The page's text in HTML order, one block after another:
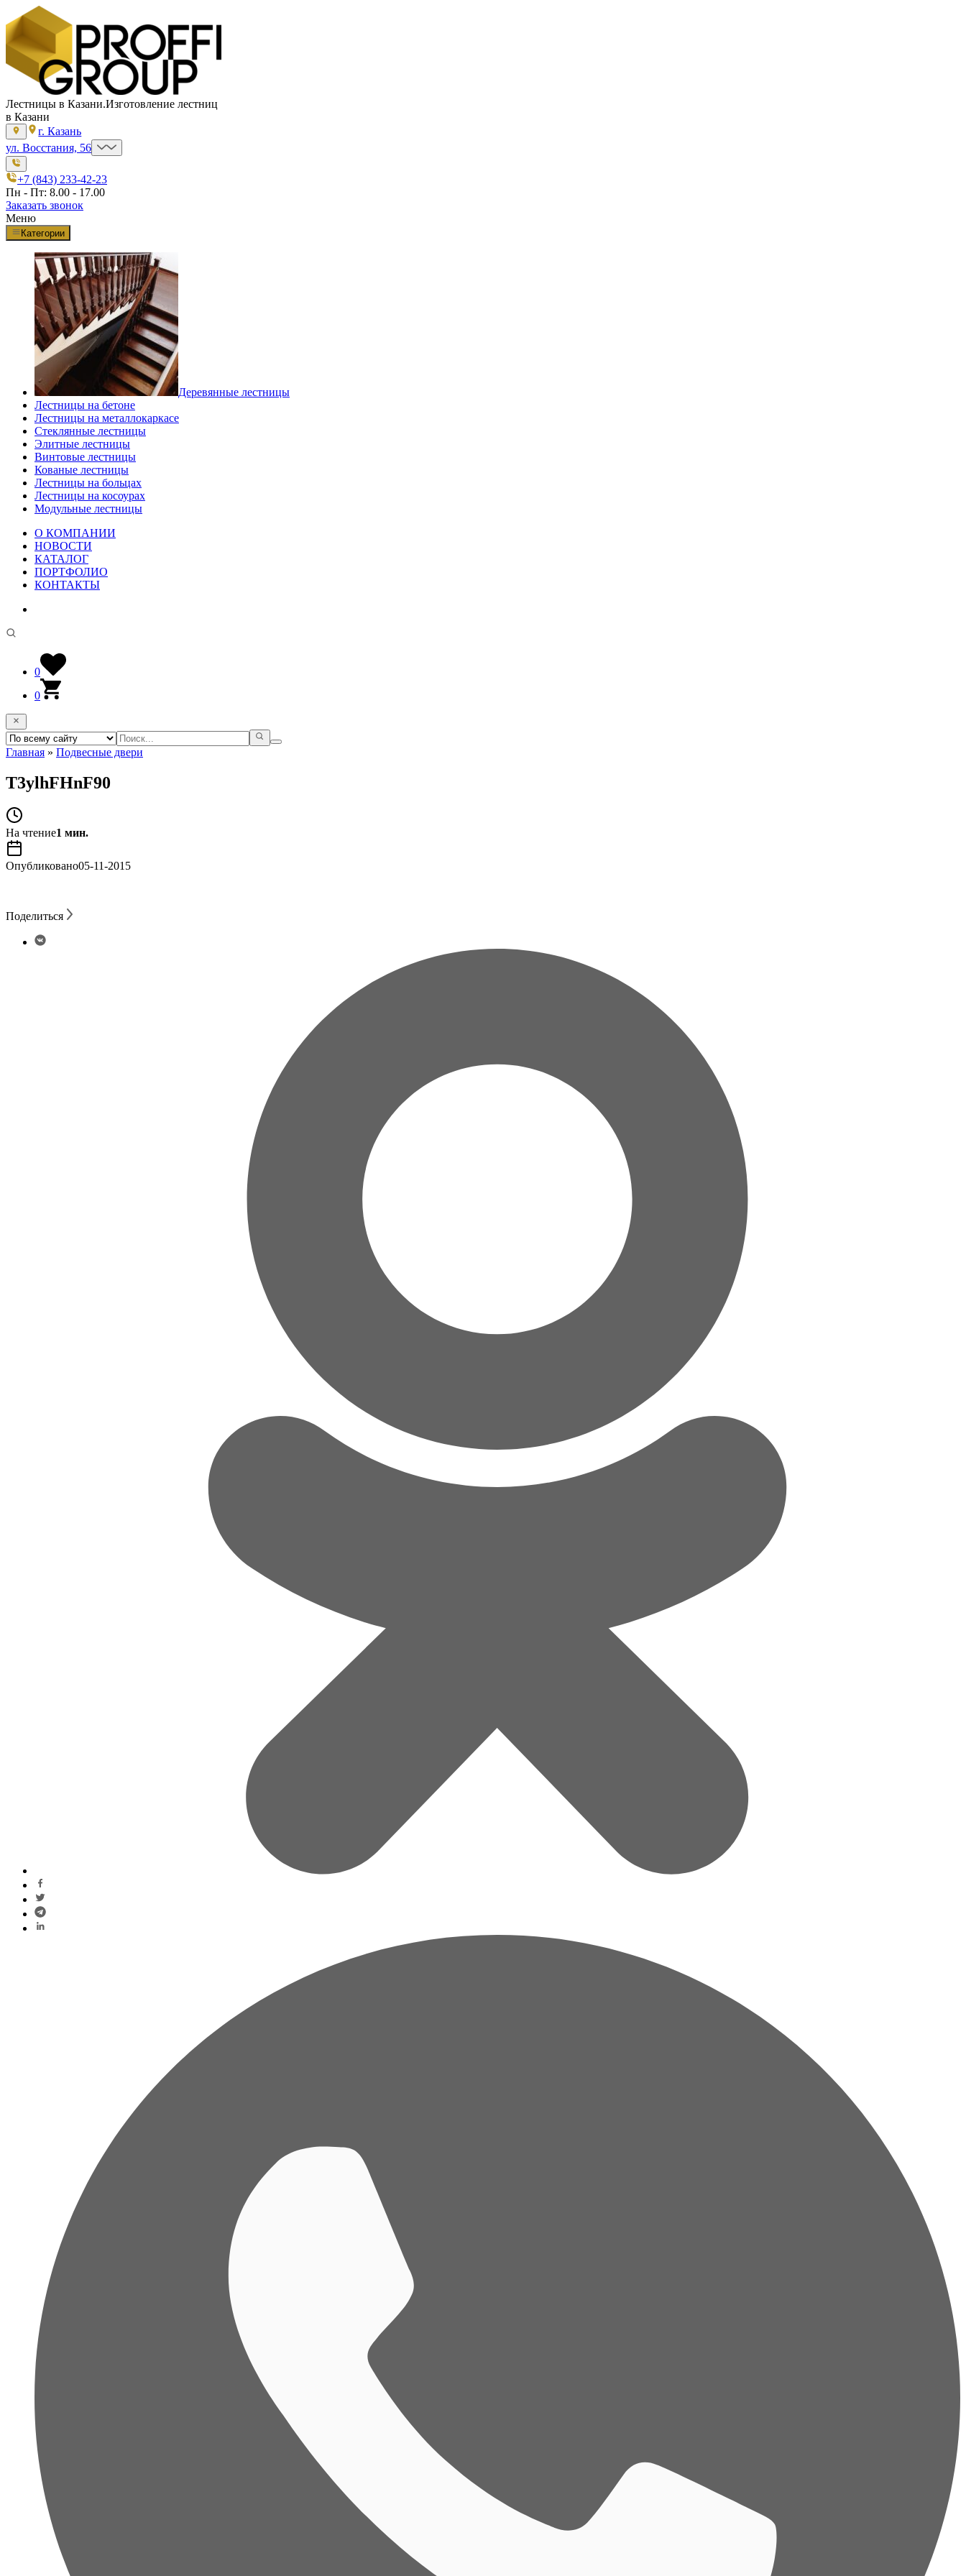
Лестницы в Казани.Изготовление лестниц
в Казани
г. Казань
ул. Восстания, 56
+7 (843) 233-42-23
Пн - Пт: 8.00 - 17.00
Заказать звонок
Меню
Категории
Деревянные лестницы
Лестницы на бетоне
Лестницы на металлокаркасе
Стеклянные лестницы
Элитные лестницы
Винтовые лестницы
Кованые лестницы
Лестницы на больцах
Лестницы на косоурах
Модульные лестницы
О КОМПАНИИ
НОВОСТИ
КАТАЛОГ
ПОРТФОЛИО
КОНТАКТЫ
0
0
Главная » Подвесные двери
T3ylhFHnF90
На чтение1 мин.
Опубликовано05-11-2015
Поделиться